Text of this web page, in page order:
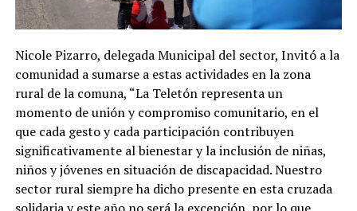
Nicole Pizarro, delegada Municipal del sector, Invitó a la
comunidad a sumarse a estas actividades en la zona
rural de la comuna, “La Teletón representa un
momento de unión y compromiso comunitario, en el
que cada gesto y cada participación contribuyen
significativamente al bienestar y la inclusión de niñas,
niños y jóvenes en situación de discapacidad. Nuestro
sector rural siempre ha dicho presente en esta cruzada